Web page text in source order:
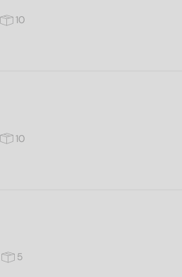
10
10
5